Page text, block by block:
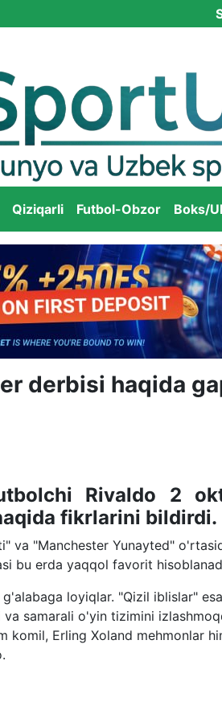
Qiziqarli Futbol-Obzor Boks/
derbisi haqida
Rivaldo 2
fikrlarini bildirdi.
va "Manchester Yunayted"
bu erda yaqqol favorit
loyiqlar. "Qizil iblislar"
samarali o'yin tizimini
komil, Erling Xoland mehmonlar